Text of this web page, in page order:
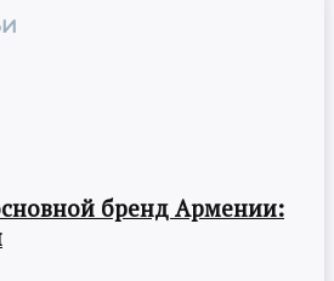
бренд Армении: